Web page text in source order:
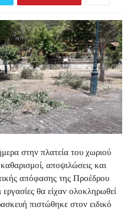
στην πλατεία του χωριού
αποψιλώσεις και
απόφασης της Προέδρου
θα είχαν ολοκληρωθεί
πιστώθηκε στον ειδικό